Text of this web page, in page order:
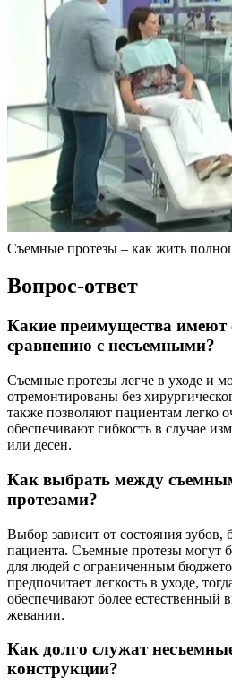
Съемные протезы – как жить
Вопрос-ответ
Какие преимущества имеют
сравнению с несъемными?
Съемные протезы легче в уходе и
отремонтированы без
также позволяют пациентам легко
обеспечивают гибкость в случае
или десен.
Как выбрать между
протезами?
Выбор зависит от состояния
пациента. Съемные протезы могут
для людей с ограниченным
предпочитает легкость в уходе,
обеспечивают более естественный
жевании.
Как долго служат
конструкции?